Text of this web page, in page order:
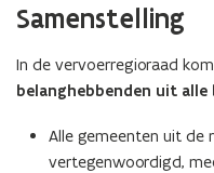
Samenstelling
In de vervoerregioraad
belanghebbenden uit alle
Alle gemeenten uit de
vertegenwoordigd,